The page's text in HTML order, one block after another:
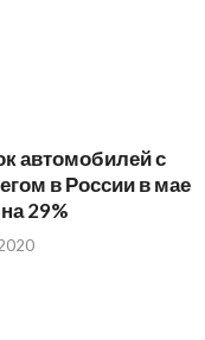
автомобилей с
в России в мае
29%